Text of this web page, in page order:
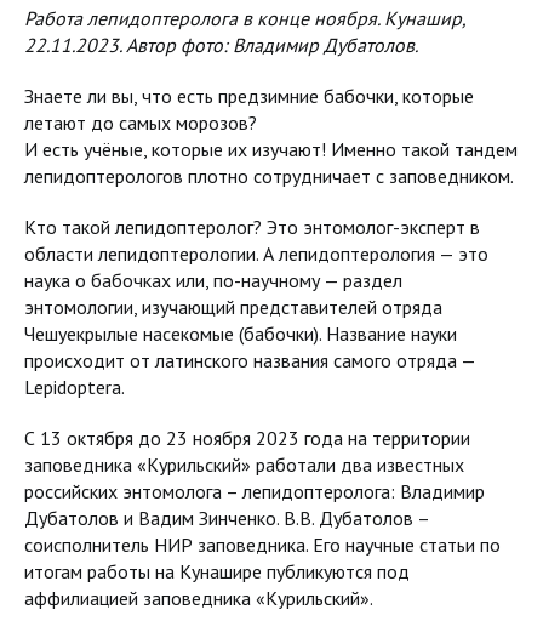
Работа лепидоптеролога в конце ноября. Кунашир,
22.11.2023. Автор фото: Владимир Дубатолов.
Знаете ли вы, что есть предзимние бабочки, которые
летают до самых морозов?
И есть учёные, которые их изучают! Именно такой тандем
лепидоптерологов плотно сотрудничает с заповедником.
Кто такой лепидоптеролог? Это энтомолог-эксперт в
области лепидоптерологии. А лепидоптерология — это
наука о бабочках или, по-научному — раздел
энтомологии, изучающий представителей отряда
Чешуекрылые насекомые (бабочки). Название науки
происходит от латинского названия самого отряда —
Lepidoptera.
С 13 октября до 23 ноября 2023 года на территории
заповедника «Курильский» работали два известных
российских энтомолога – лепидоптеролога: Владимир
Дубатолов и Вадим Зинченко. В.В. Дубатолов –
соисполнитель НИР заповедника. Его научные статьи по
итогам работы на Кунашире публикуются под
аффилиацией заповедника «Курильский».